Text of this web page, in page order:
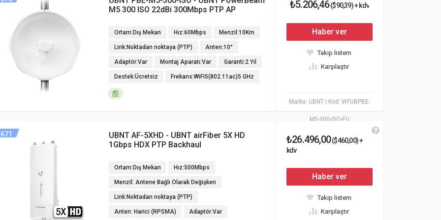
Marka: UBNT | Kod: WFUBPBE-
M5-300-ISO-EU
M5 300 ISO 22dBi 300Mbps PTP AP
Ortam:Dış Mekan Hız:60Mbps Menzil:10Km
Link:Noktadan noktaya (PTP) Anten:10°
Adaptör:Var Montaj Aparatı:Var Garanti:2 Yıl
Destek:Ücretsiz Frekans:WiFi5(802.11ac)5 GHz
₺5.206,46($90,39) + kdv
Haber ver
Takip listem
Karşılaştır
UBNT AF-5XHD - UBNT airFiber 5X HD
1Gbps HDX PTP Backhaul
Ortam:Dış Mekan Hız:500Mbps
Menzil: Antene Bağlı Olarak Değişken
Link:Noktadan noktaya (PTP)
Anten: Harici (RPSMA) Adaptör:Var
₺26.496,00($460,00) +
kdv
Haber ver
Takip listem
Karşılaştır